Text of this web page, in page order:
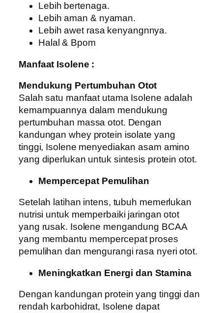
Lebih bertenaga.
Lebih aman & nyaman.
Lebih awet rasa kenyangnnya.
Halal & Bpom
Manfaat Isolene :
Mendukung Pertumbuhan Otot
Salah satu manfaat utama Isolene adalah
kemampuannya dalam mendukung
pertumbuhan massa otot. Dengan
kandungan whey protein isolate yang
tinggi, Isolene menyediakan asam amino
yang diperlukan untuk sintesis protein otot.
Mempercepat Pemulihan
Setelah latihan intens, tubuh memerlukan
nutrisi untuk memperbaiki jaringan otot
yang rusak. Isolene mengandung BCAA
yang membantu mempercepat proses
pemulihan dan mengurangi rasa nyeri otot.
Meningkatkan Energi dan Stamina
Dengan kandungan protein yang tinggi dan
rendah karbohidrat, Isolene dapat